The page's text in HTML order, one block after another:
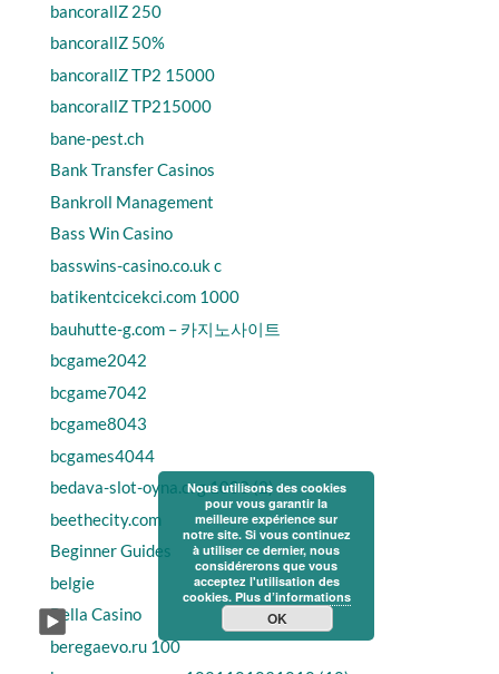
bancorallZ 250
bancorallZ 50%
bancorallZ TP2 15000
bancorallZ TP215000
bane-pest.ch
Bank Transfer Casinos
Bankroll Management
Bass Win Casino
basswins-casino.co.uk c
batikentcicekci.com 1000
bauhutte-g.com – 카지노사이트
bcgame2042
bcgame7042
bcgame8043
bcgames4044
bedava-slot-oyna.org 1000 (2)
beethecity.com
Beginner Guides
belgie
Bella Casino
beregaevo.ru 100
Nous utilisons des cookies
pour vous garantir la
meilleure expérience sur
notre site. Si vous continuez
à utiliser ce dernier, nous
considérerons que vous
acceptez l'utilisation des
cookies. Plus d’informations
OK